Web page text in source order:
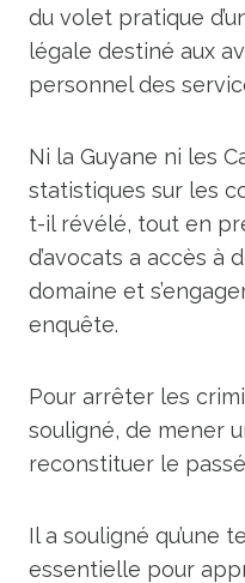
du volet pratique
légale destiné aux
personnel des
Ni la Guyane ni les
statistiques sur les
t-il révélé, tout en
d’avocats a accès à
domaine et
enquête.
Pour arrêter les
souligné, de mener
reconstituer le
Il a souligné qu’une
essentielle pour